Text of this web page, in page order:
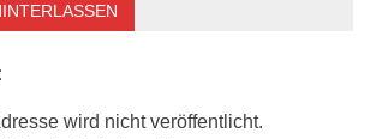
wird nicht veröffentlicht.